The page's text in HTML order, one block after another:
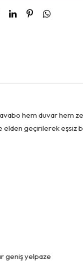
hem duvar hem
elden geçirilerek
geniş yelpaze